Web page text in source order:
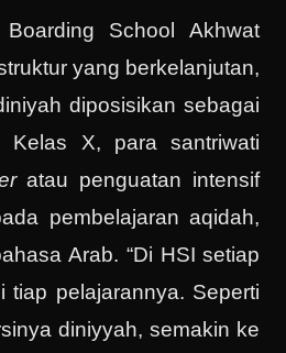
School Akhwat
yang berkelanjutan,
diposisikan sebagai
Kelas X, para santriwati
atau penguatan intensif
pembelajaran aqidah,
Arab. “Di HSI setiap
tiap pelajarannya. Seperti
diniyyah, semakin ke